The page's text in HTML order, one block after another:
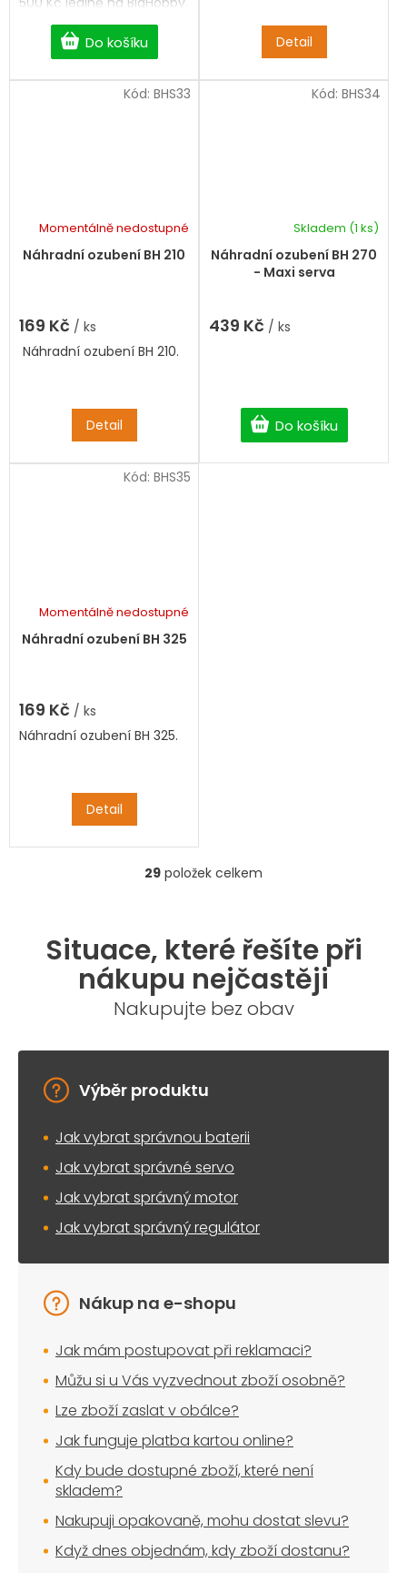
Do košíku
Detail
Náhradní ozubení BH 210
Momentálně nedostupné
169 Kč / ks
Detail
Náhradní ozubení BH 210.
Kód: BHS33
Náhradní ozubení BH 270
- Maxi serva
Skladem (1 ks)
439 Kč / ks
Do košíku
Kód: BHS34
Náhradní ozubení BH 325
Momentálně nedostupné
169 Kč / ks
Detail
Náhradní ozubení BH 325.
Kód: BHS35
O
d
a
c
í
p
v
y
p
s
u
29 položek celkem
Situace, které řešíte při
nákupu nejčastěji
Nakupujte bez obav
Výběr produktu
Jak vybrat správnou baterii
Jak vybrat správné servo
Jak vybrat správný motor
Jak vybrat správný regulátor
Nákup na e-shopu
Jak mám postupovat při reklamaci?
Můžu si u Vás vyzvednout zboží osobně?
Lze zboží zaslat v obálce?
Jak funguje platba kartou online?
Kdy bude dostupné zboží, které není
skladem?
Nakupuji opakovaně, mohu dostat slevu?
Když dnes objednám, kdy zboží dostanu?